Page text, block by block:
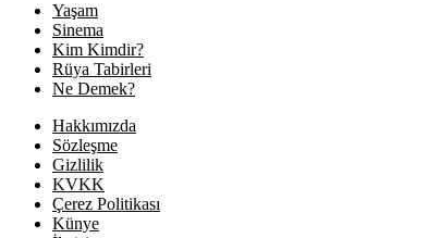
Yaşam
Sinema
Kim Kimdir?
Rüya Tabirleri
Ne Demek?
Hakkımızda
Sözleşme
Gizlilik
KVKK
Çerez Politikası
Künye